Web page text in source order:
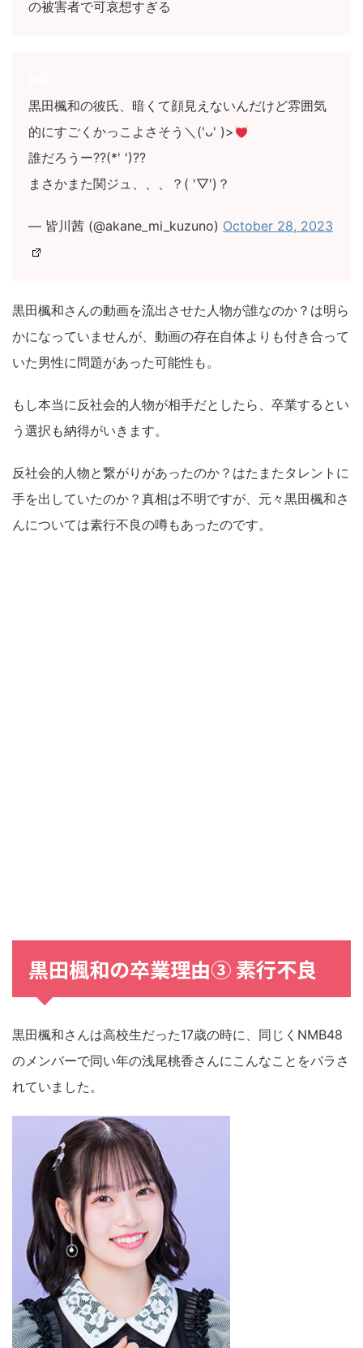
の被害者で可哀想すぎる
黒田楓和の彼氏、暗くて顔見えないんだけど雰囲気
的にすごくかっこよさそう＼('ᴗ' )>
誰だろうー??(*' ')??
まさかまた関ジュ、、、？( '▽')？
— 皆川茜 (@akane_mi_kuzuno) October 28, 2023
黒田楓和さんの動画を流出させた人物が誰なのか？は明ら
かになっていませんが、動画の存在自体よりも付き合って
いた男性に問題があった可能性も。
もし本当に反社会的人物が相手だとしたら、卒業するとい
う選択も納得がいきます。
反社会的人物と繋がりがあったのか？はたまたタレントに
手を出していたのか？真相は不明ですが、元々黒田楓和さ
んについては素行不良の噂もあったのです。
黒田楓和の卒業理由③ 素行不良
黒田楓和さんは高校生だった17歳の時に、同じくNMB48
のメンバーで同い年の浅尾桃香さんにこんなことをバラさ
れていました。